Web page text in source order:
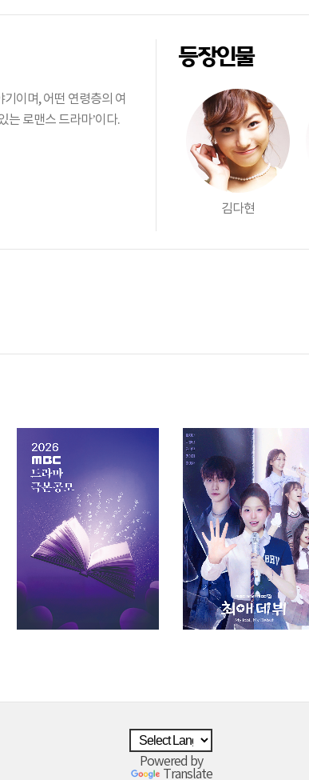
이며, 어떤 연령층의 여
는 로맨스 드라마’이다.
등장인물
김다현
Powered by
Translate